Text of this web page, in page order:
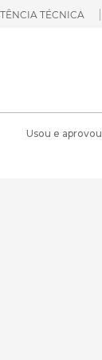
TÉCNICA
Usou e aprovou